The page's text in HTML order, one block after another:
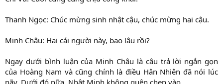
Thanh Ngọc: Chúc mừng sinh nhật cậu, chúc mừng hai cậu.
Minh Châu: Hai cái người này, bao lâu rồi?
Ngay dưới bình luận của Minh Châu là câu trả lời ngắn gọn
của Hoàng Nam và cũng chính là điều Hân Nhiên đã nói lúc
nãy. Dưới đó nữa, Nhật Minh không quên chen vào.